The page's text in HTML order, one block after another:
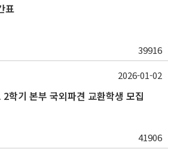
표
39916
학기 본부 국외파견 교환학생 모집
41906
2026-01-02